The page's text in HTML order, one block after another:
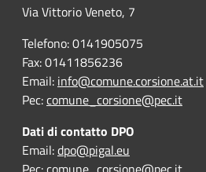
Via Vittorio Veneto, 7
Telefono: 0141905075
Fax: 01411856236
Email: info@comune.corsione.at.it
Pec:comune_corsione@pec.it
Dati di contatto DPO
Email:dpo@pigal.eu